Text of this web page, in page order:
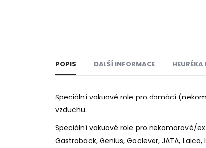
POPIS DALŠÍ INFORMACE HEURÉKA
Speciální vakuové role pro domácí
vzduchu.
Speciální vakuové role pro nekomorové/
Gastroback, Genius, Goclever, JATA, Laica,